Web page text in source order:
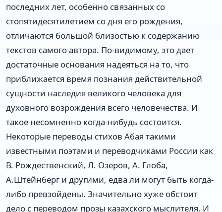
последних лет, особенно связанных со
стопятидесятилетием со дня его рождения,
отличаются большой близостью к содержанию
текстов самого автора. По-видимому, это дает
достаточные основания надеяться на то, что
приближается время познания действительной
сущности наследия великого человека для
духовного возрождения всего человечества. И
такое несомненно когда-нибудь состоится.
Некоторые переводы стихов Абая такими
известными поэтами и переводчиками России как
В. Рождественский, Л. Озеров, А. Глоба,
А.Штейнберг и другими, едва ли могут быть когда-
либо превзойдены. Значительно хуже обстоит
дело с переводом прозы казахского мыслителя. И